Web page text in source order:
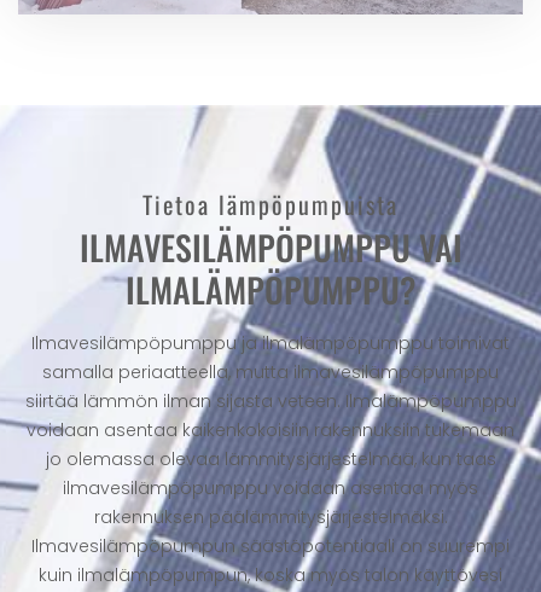
Tietoa lämpöpumpuista
ILMAVESILÄMPÖPUMPPU VAI
ILMALÄMPÖPUMPPU?
Ilmavesilämpöpumppu ja ilmalämpöpumppu toimivat
samalla periaatteella, mutta ilmavesilämpöpumppu
siirtää lämmön ilman sijasta veteen. Ilmalämpöpumppu
voidaan asentaa kaikenkokoisiin rakennuksiin tukemaan
jo olemassa olevaa lämmitysjärjestelmää, kun taas
ilmavesilämpöpumppu voidaan asentaa myös
rakennuksen päälämmitysjärjestelmäksi.
Ilmavesilämpöpumpun säästöpotentiaali on suurempi
kuin ilmalämpöpumpun, koska myös talon käyttövesi